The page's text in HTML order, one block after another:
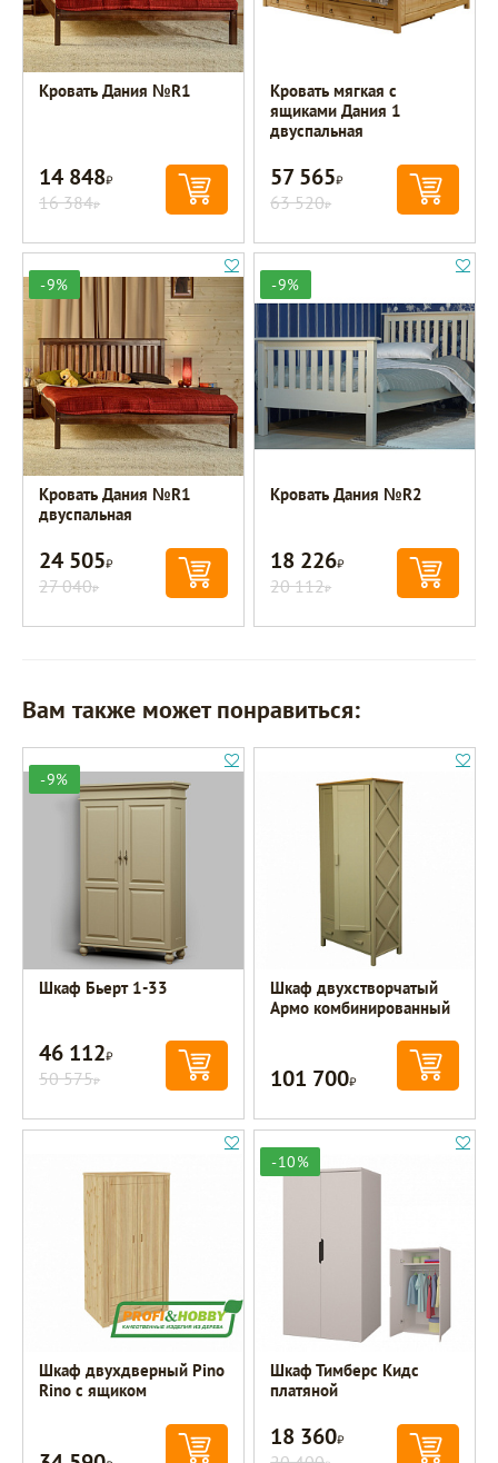
Кровать Дания №R1
14 848Р
16 384Р
Кровать мягкая с
ящиками Дания 1
двуспальная
57 565Р
63 520Р
-9%
Кровать Дания №R1
двуспальная
24 505Р
27 040Р
-9%
Кровать Дания №R2
18 226Р
20 112Р
Вам также может понравиться:
-9%
Шкаф Бьерт 1-33
46 112Р
50 575Р
Шкаф двухстворчатый
Армо комбинированный
101 700Р
Шкаф двухдверный Pino
Rino с ящиком
-10%
Шкаф Тимберс Кидс
платяной
18 360Р